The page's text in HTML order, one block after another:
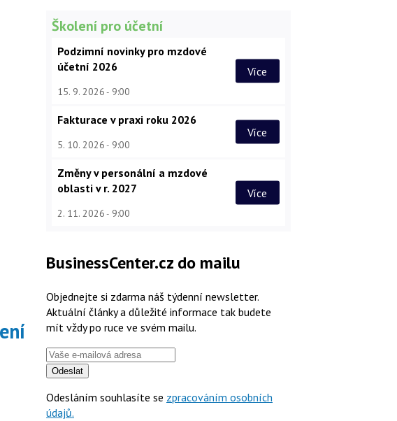
Školení pro účetní
Podzimní novinky pro mzdové
účetní 2026
15. 9. 2026 9:00
Více
Fakturace v praxi roku 2026
5. 10. 2026 9:00
Více
Změny v personální a mzdové
oblasti v r. 2027
2. 11. 2026 9:00
Více
BusinessCenter.cz do mailu
Objednejte si zdarma náš týdenní newsletter.
Aktuální články a důležité informace tak budete
mít vždy po ruce ve svém mailu.
Odeslat
Odesláním souhlasíte se zpracováním osobních
údajů.